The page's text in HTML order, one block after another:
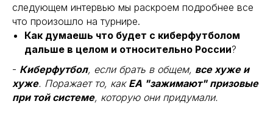
следующем интервью мы раскроем подробнее все
что произошло на турнире.
Как думаешь что будет с киберфутболом
дальше в целом и относительно России?
- Киберфутбол, если брать в общем, все хуже и
хуже. Поражает то, как ЕА "зажимают" призовые
при той системе, которую они придумали.